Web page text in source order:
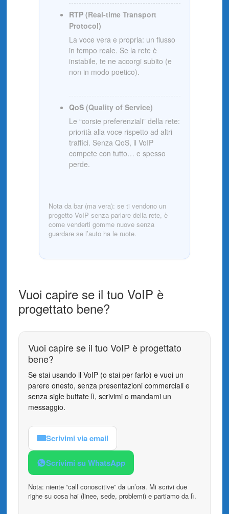
RTP (Real-time Transport
Protocol)
La voce vera e propria: un flusso
in tempo reale. Se la rete è
instabile, te ne accorgi subito (e
non in modo poetico).
QoS (Quality of Service)
Le “corsie preferenziali” della rete:
priorità alla voce rispetto ad altri
traffici. Senza QoS, il VoIP
compete con tutto… e spesso
perde.
Nota da bar (ma vera): se ti vendono un
progetto VoIP senza parlare della rete, è
come venderti gomme nuove senza
guardare se l’auto ha le ruote.
Vuoi capire se il tuo VoIP è
progettato bene?
Vuoi capire se il tuo VoIP è progettato
bene?
Se stai usando il VoIP (o stai per farlo) e vuoi un
parere onesto, senza presentazioni commerciali e
senza sigle buttate lì, scrivimi o mandami un
messaggio.
Scrivimi via email
Scrivimi su WhatsApp
Nota: niente “call conoscitive” da un’ora. Mi scrivi due
righe su cosa hai (linee, sede, problemi) e partiamo da lì.